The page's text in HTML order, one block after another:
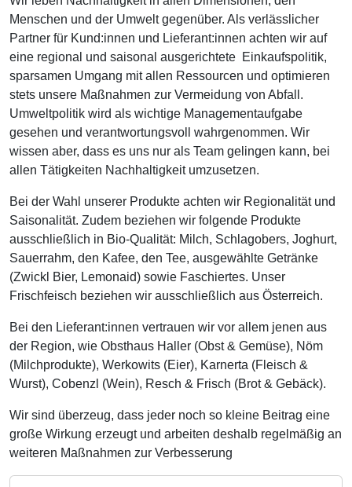
Menschen und der Umwelt gegenüber. Als verlässlicher
Partner für Kund:innen und Lieferant:innen achten wir auf
eine regional und saisonal ausgerichtete Einkaufspolitik,
sparsamen Umgang mit allen Ressourcen und optimieren
stets unsere Maßnahmen zur Vermeidung von Abfall.
Umweltpolitik wird als wichtige Managementaufgabe
gesehen und verantwortungsvoll wahrgenommen. Wir
wissen aber, dass es uns nur als Team gelingen kann, bei
allen Tätigkeiten Nachhaltigkeit umzusetzen.
Bei der Wahl unserer Produkte achten wir Regionalität und
Saisonalität. Zudem beziehen wir folgende Produkte
ausschließlich in Bio-Qualität: Milch, Schlagobers, Joghurt,
Sauerrahm, den Kafee, den Tee, ausgewählte Getränke
(Zwickl Bier, Lemonaid) sowie Faschiertes. Unser
Frischfeisch beziehen wir ausschließlich aus Österreich.
Bei den Lieferant:innen vertrauen wir vor allem jenen aus
der Region, wie Obsthaus Haller (Obst & Gemüse), Nöm
(Milchprodukte), Werkowits (Eier), Karnerta (Fleisch &
Wurst), Cobenzl (Wein), Resch & Frisch (Brot & Gebäck).
Wir sind überzeug, dass jeder noch so kleine Beitrag eine
große Wirkung erzeugt und arbeiten deshalb regelmäßig an
weiteren Maßnahmen zur Verbesserung